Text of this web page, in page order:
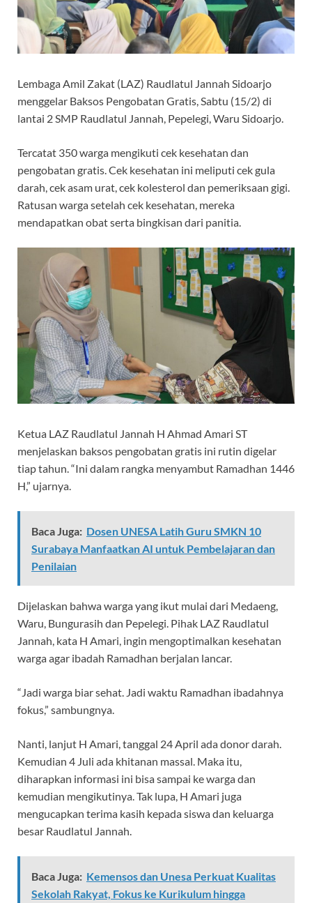
Lembaga Amil Zakat (LAZ) Raudlatul Jannah Sidoarjo
menggelar Baksos Pengobatan Gratis, Sabtu (15/2) di
lantai 2 SMP Raudlatul Jannah, Pepelegi, Waru Sidoarjo.
Tercatat 350 warga mengikuti cek kesehatan dan
pengobatan gratis. Cek kesehatan ini meliputi cek gula
darah, cek asam urat, cek kolesterol dan pemeriksaan gigi.
Ratusan warga setelah cek kesehatan, mereka
mendapatkan obat serta bingkisan dari panitia.
Ketua LAZ Raudlatul Jannah H Ahmad Amari ST
menjelaskan baksos pengobatan gratis ini rutin digelar
tiap tahun. “Ini dalam rangka menyambut Ramadhan 1446
H,” ujarnya.
Baca Juga: Dosen UNESA Latih Guru SMKN 10
Surabaya Manfaatkan AI untuk Pembelajaran dan
Penilaian
Dijelaskan bahwa warga yang ikut mulai dari Medaeng,
Waru, Bungurasih dan Pepelegi. Pihak LAZ Raudlatul
Jannah, kata H Amari, ingin mengoptimalkan kesehatan
warga agar ibadah Ramadhan berjalan lancar.
“Jadi warga biar sehat. Jadi waktu Ramadhan ibadahnya
fokus,” sambungnya.
Nanti, lanjut H Amari, tanggal 24 April ada donor darah.
Kemudian 4 Juli ada khitanan massal. Maka itu,
diharapkan informasi ini bisa sampai ke warga dan
kemudian mengikutinya. Tak lupa, H Amari juga
mengucapkan terima kasih kepada siswa dan keluarga
besar Raudlatul Jannah.
Baca Juga: Kemensos dan Unesa Perkuat Kualitas
Sekolah Rakyat, Fokus ke Kurikulum hingga